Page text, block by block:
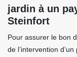
jardin à un
Steinfort
Pour assurer le bon
de l’intervention